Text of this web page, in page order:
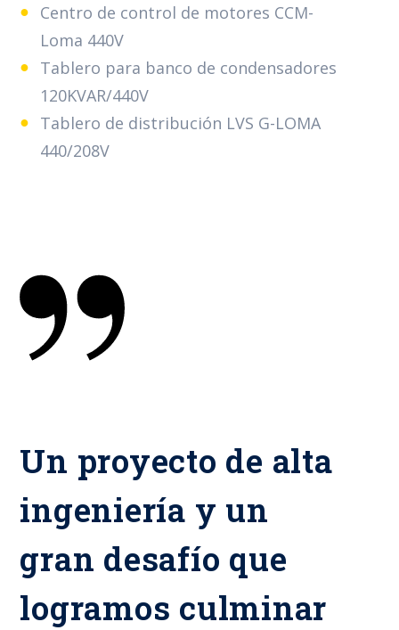
Centro de control de motores CCM-
Loma 440V
Tablero para banco de condensadores
120KVAR/440V
Tablero de distribución LVS G-LOMA
440/208V
Un proyecto de alta
ingeniería y un
gran desafío que
logramos culminar